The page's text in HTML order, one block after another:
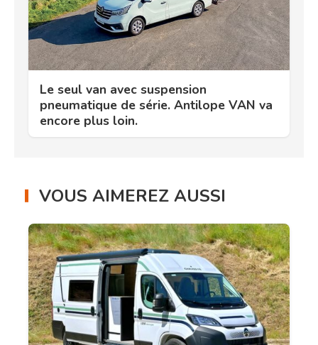
Le seul van avec suspension
pneumatique de série. Antilope VAN va
encore plus loin.
VOUS AIMEREZ AUSSI